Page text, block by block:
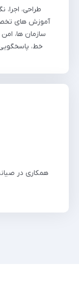
طراحی،
آموزش های
سازمان ها،
خط،
همکاری در